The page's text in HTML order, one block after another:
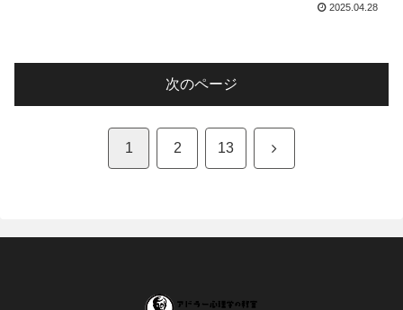
2025.04.28
次のページ
1 2 13 次